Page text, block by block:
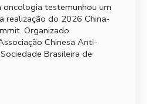
oncologia testemunhou um
realização do 2026 China-
Organizado
Chinesa Anti-
Brasileira de